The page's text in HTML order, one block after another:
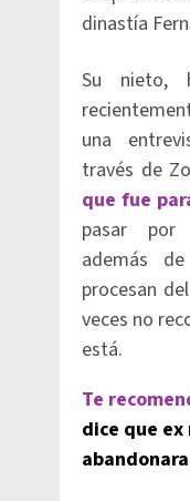
dinastía
Su nieto,
una
través de
que fue
pasar por
además
procesan
veces no
está.
Te
dice que